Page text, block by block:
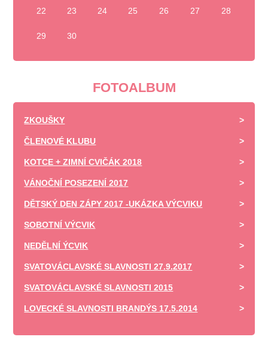
22 23 24 25 26 27 28
29 30
FOTOALBUM
ZKOUŠKY
ČLENOVÉ KLUBU
KOTCE + ZIMNÍ CVIČÁK 2018
VÁNOČNÍ POSEZENÍ 2017
DĚTSKÝ DEN ZÁPY 2017 -UKÁZKA VÝCVIKU
SOBOTNÍ VÝCVIK
NEDĚLNÍ ÝCVIK
SVATOVÁCLAVSKÉ SLAVNOSTI 27.9.2017
SVATOVÁCLAVSKÉ SLAVNOSTI 2015
LOVECKÉ SLAVNOSTI BRANDÝS 17.5.2014